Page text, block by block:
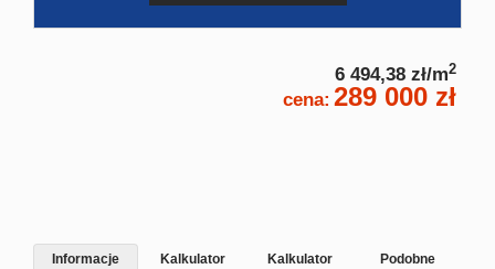
6 494,38 zł/m2
cena: 289 000 zł
Informacje
Kalkulator
Kalkulator
Podobne